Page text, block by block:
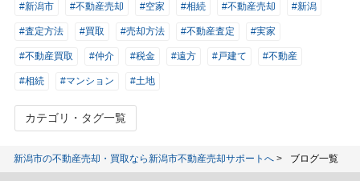
#新潟市 #不動産売却 #空家 #相続 #不動産売却 #新潟
#査定方法 #買取 #売却方法 #不動産査定 #実家
#不動産買取 #仲介 #税金 #遠方 #戸建て #不動産
#相続 #マンション #土地
カテゴリ・タグ一覧
新潟市の不動産売却・買取なら新潟市不動産売却サポートへ ブログ一覧